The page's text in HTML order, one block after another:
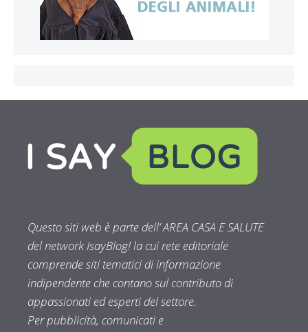
Questo siti web è parte dell’ AREA CASA E SALUTE
del network IsayBlog! la cui rete editoriale
comprende siti tematici di informazione
indipendente che contano sul contributo di
appassionati ed esperti del settore.
Per pubblicità, comunicati e